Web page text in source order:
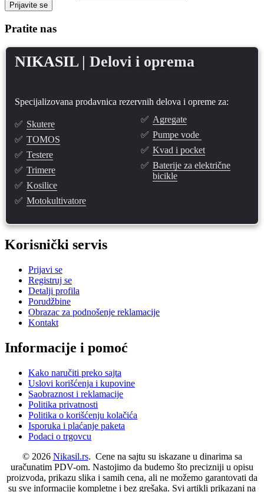
Prijavite se
Pratite nas
NIKASIL | Delovi i oprema
Specijalizovana prodavnica rezervnih delova i opreme za:
✅ Skutere
✅ TOMOS
✅ Testere
✅ Trimere
✅ Kosilice
✅ Motokultivatore
✅ Agregate
✅ Pumpe vode
✅ Kvad i pocket
✅ Baterije za električne
bicikle
Korisnički servis
Prijavi se
Registruj se
Detalji profila
Porudžbine
Obrazac za podnošenje reklamacije
Kontakt
Informacije i pomoć
Kako naručiti preko sajta
Uslovi korišćenja i kupovine
Saobraznost i reklamacije
Politika privatnosti
Politika o korišćenju kolačića
Isporuka i plaćanje paketa
Podaci o trgovcu
© 2026 Nikasil.rs. Cene na sajtu su iskazane u dinarima sa
uračunatim PDV-om. Nastojimo da budemo što precizniji u opisu
proizvoda, prikazu slika i samih cena, ali ne možemo garantovati da
su sve informacije kompletne i bez grešaka. Svi artikli prikazani na